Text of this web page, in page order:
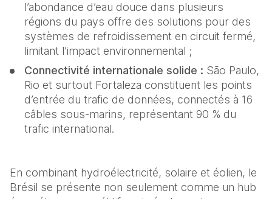
l’abondance d’eau douce dans plusieurs
régions du pays offre des solutions pour des
systèmes de refroidissement en circuit fermé,
limitant l’impact environnemental ;
Connectivité internationale solide : São Paulo,
Rio et surtout Fortaleza constituent les points
d’entrée du trafic de données, connectés à 16
câbles sous-marins, représentant 90 % du
trafic international.
En combinant hydroélectricité, solaire et éolien, le
Brésil se présente non seulement comme un hub